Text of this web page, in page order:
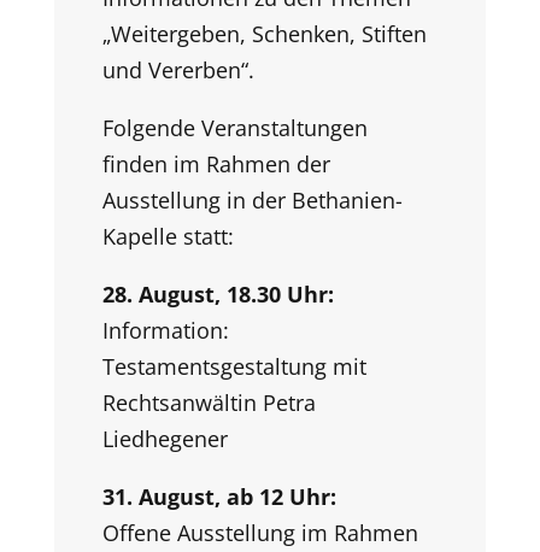
„Weitergeben, Schenken, Stiften
und Vererben“.
Folgende Veranstaltungen
finden im Rahmen der
Ausstellung in der Bethanien-
Kapelle statt:
28. August, 18.30 Uhr:
Information:
Testamentsgestaltung mit
Rechtsanwältin Petra
Liedhegener
31. August, ab 12 Uhr:
Offene Ausstellung im Rahmen